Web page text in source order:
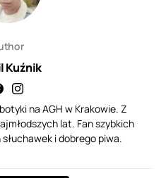
Kuźnik
na AGH w Krakowie. Z
lat. Fan szybkich
i dobrego piwa.